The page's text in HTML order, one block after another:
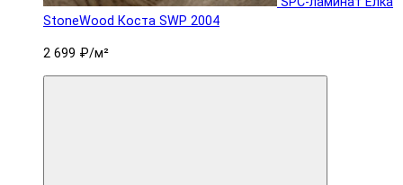
StoneWood Коста SWP 2004
2 699 ₽/м²